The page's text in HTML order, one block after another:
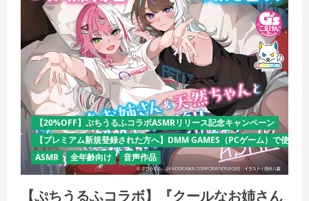
【20%OFF】ぷちうるふコラボASMRリリース記念キャンペーン
【プレミアム新規登録された方へ】DMM GAMES（PCゲーム）で使え
ASMR
全年齢向け 音声作品
【ぷちうるふコラボ】『クールなお姉さん